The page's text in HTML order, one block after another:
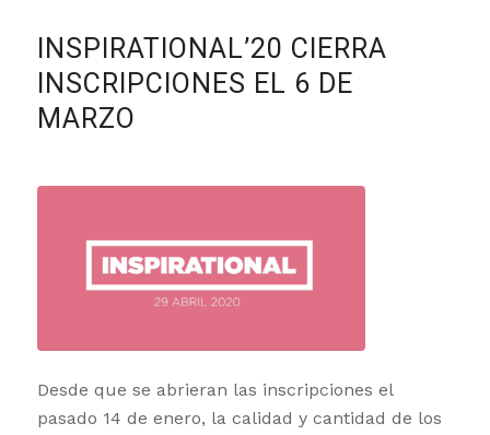
INSPIRATIONAL’20 CIERRA
INSCRIPCIONES EL 6 DE
MARZO
Desde que se abrieran las inscripciones el
pasado 14 de enero, la calidad y cantidad de los